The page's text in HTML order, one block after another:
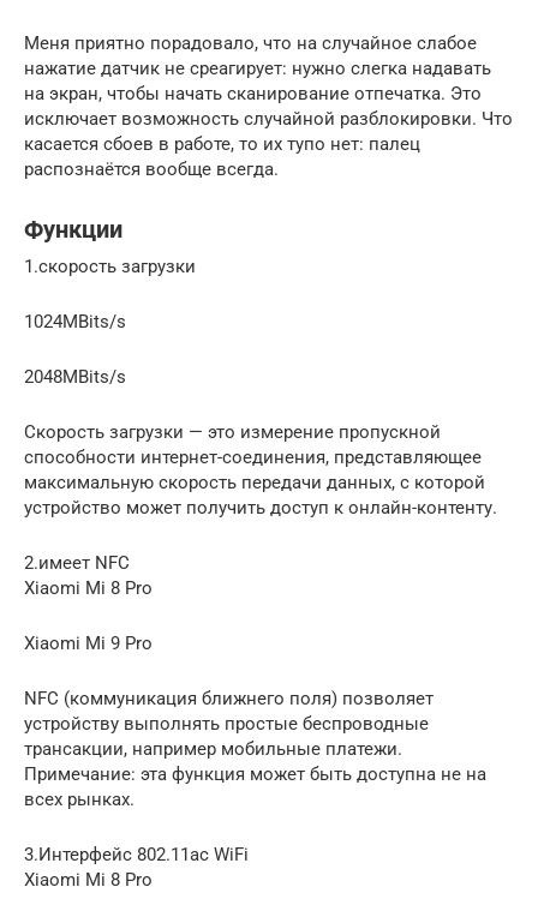
Меня приятно порадовало, что на случайное слабое
нажатие датчик не среагирует: нужно слегка надавать
на экран, чтобы начать сканирование отпечатка. Это
исключает возможность случайной разблокировки. Что
касается сбоев в работе, то их тупо нет: палец
распознаётся вообще всегда.
Функции
1.скорость загрузки
1024MBits/s
2048MBits/s
Скорость загрузки — это измерение пропускной
способности интернет-соединения, представляющее
максимальную скорость передачи данных, с которой
устройство может получить доступ к онлайн-контенту.
2.имеет NFC
Xiaomi Mi 8 Pro
Xiaomi Mi 9 Pro
NFC (коммуникация ближнего поля) позволяет
устройству выполнять простые беспроводные
трансакции, например мобильные платежи.
Примечание: эта функция может быть доступна не на
всех рынках.
3.Интерфейс 802.11ac WiFi
Xiaomi Mi 8 Pro